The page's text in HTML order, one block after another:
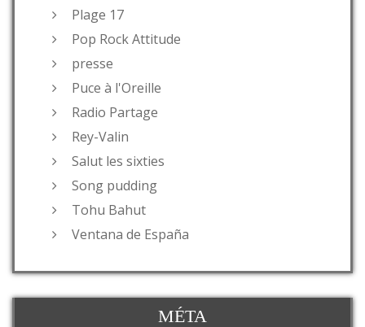
Plage 17
Pop Rock Attitude
presse
Puce à l'Oreille
Radio Partage
Rey-Valin
Salut les sixties
Song pudding
Tohu Bahut
Ventana de España
MÉTA